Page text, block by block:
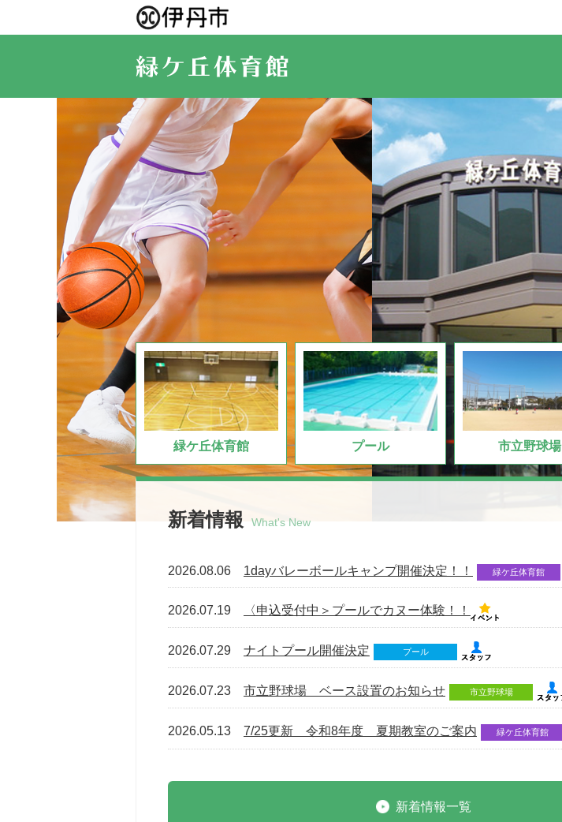
緑ケ丘体育館 プール 市立野球場
新着情報 What's New
2026.08.06 1dayバレーボールキャンプ開催決定！！ 緑ケ丘体育館
2026.07.19 〈申込受付中＞プールでカヌー体験！！
2026.07.29 ナイトプール開催決定 プール
2026.07.23 市立野球場 ベース設置のお知らせ 市立野球場
2026.05.13 7/25更新 令和8年度 夏期教室のご案内 緑ケ丘体育館
新着情報一覧